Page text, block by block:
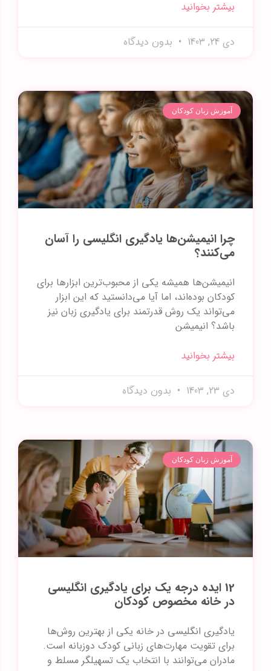
بیشتر بخوانید
دی 24, 1403 بدون دیدگاه
آموزش زبان کودکان
چرا انیمیشن‌ها یادگیری انگلیسی را آسان
می‌کنند؟
انیمیشن‌ها همیشه یکی از محبوب‌ترین ابزارها برای
کودکان بوده‌اند، اما آیا می‌دانستید که این ابزار
می‌تواند یک روش قدرتمند برای یادگیری زبان نیز
باشد؟ انیمیشن‌
بیشتر بخوانید
دی 23, 1403 بدون دیدگاه
آموزش زبان کودکان
12 ایده‌ درجه یک برای یادگیری انگلیسی
در خانه مخصوص کودکان
یادگیری انگلیسی در خانه یکی از بهترین روش‌ها
برای تقویت مهارت‌های زبانی کودک دوزبانه است.
مادران می‌توانند با انتخاب یک تسهیلگر مسلط و